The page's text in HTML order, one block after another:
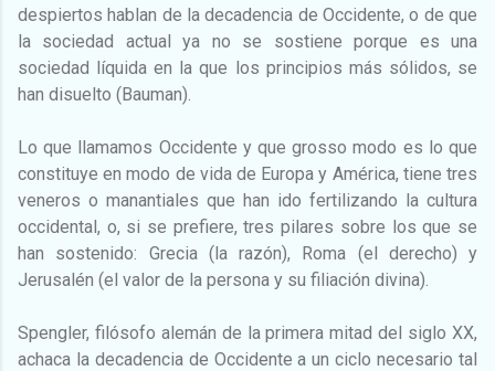
despiertos hablan de la decadencia de Occidente, o de que
la sociedad actual ya no se sostiene porque es una
sociedad líquida en la que los principios más sólidos, se
han disuelto (Bauman).
Lo que llamamos Occidente y que grosso modo es lo que
constituye en modo de vida de Europa y América, tiene tres
veneros o manantiales que han ido fertilizando la cultura
occidental, o, si se prefiere, tres pilares sobre los que se
han sostenido: Grecia (la razón), Roma (el derecho) y
Jerusalén (el valor de la persona y su filiación divina).
Spengler, filósofo alemán de la primera mitad del siglo XX,
achaca la decadencia de Occidente a un ciclo necesario tal